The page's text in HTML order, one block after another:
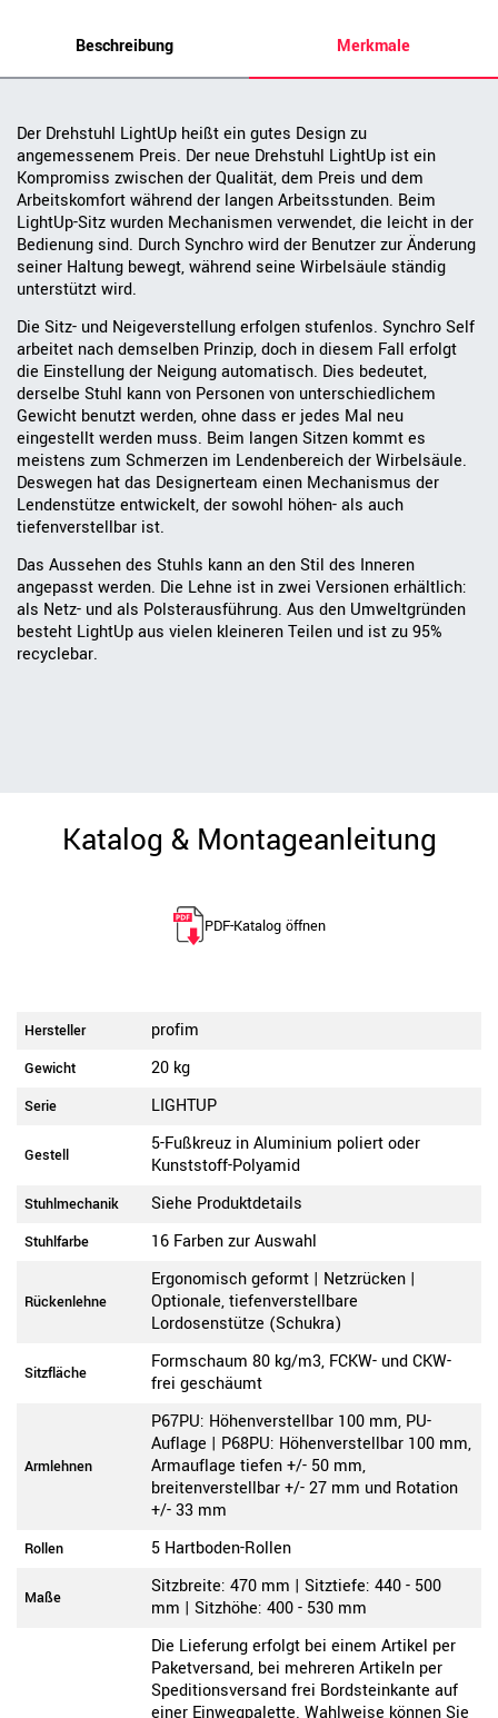
Beschreibung Merkmale
Der Drehstuhl LightUp heißt ein gutes Design zu
angemessenem Preis. Der neue Drehstuhl LightUp ist ein
Kompromiss zwischen der Qualität, dem Preis und dem
Arbeitskomfort während der langen Arbeitsstunden. Beim
LightUp-Sitz wurden Mechanismen verwendet, die leicht in der
Bedienung sind. Durch Synchro wird der Benutzer zur Änderung
seiner Haltung bewegt, während seine Wirbelsäule ständig
unterstützt wird.
Die Sitz- und Neigeverstellung erfolgen stufenlos. Synchro Self
arbeitet nach demselben Prinzip, doch in diesem Fall erfolgt
die Einstellung der Neigung automatisch. Dies bedeutet,
derselbe Stuhl kann von Personen von unterschiedlichem
Gewicht benutzt werden, ohne dass er jedes Mal neu
eingestellt werden muss. Beim langen Sitzen kommt es
meistens zum Schmerzen im Lendenbereich der Wirbelsäule.
Deswegen hat das Designerteam einen Mechanismus der
Lendenstütze entwickelt, der sowohl höhen- als auch
tiefenverstellbar ist.
Das Aussehen des Stuhls kann an den Stil des Inneren
angepasst werden. Die Lehne ist in zwei Versionen erhältlich:
als Netz- und als Polsterausführung. Aus den Umweltgründen
besteht LightUp aus vielen kleineren Teilen und ist zu 95%
recyclebar.
Katalog & Montageanleitung
PDF-Katalog öffnen
Hersteller profim
Gewicht 20 kg
Serie LIGHTUP
Gestell
5-Fußkreuz in Aluminium poliert oder
Kunststoff-Polyamid
Stuhlmechanik Siehe Produktdetails
Stuhlfarbe 16 Farben zur Auswahl
Rückenlehne
Ergonomisch geformt | Netzrücken |
Optionale, tiefenverstellbare
Lordosenstütze (Schukra)
Sitzfläche
Formschaum 80 kg/m3, FCKW- und CKW-
frei geschäumt
Armlehnen
P67PU: Höhenverstellbar 100 mm, PU-
Auflage | P68PU: Höhenverstellbar 100 mm,
Armauflage tiefen +/- 50 mm,
breitenverstellbar +/- 27 mm und Rotation
+/- 33 mm
Rollen 5 Hartboden-Rollen
Maße
Sitzbreite: 470 mm | Sitztiefe: 440 - 500
mm | Sitzhöhe: 400 - 530 mm
Die Lieferung erfolgt bei einem Artikel per
Paketversand, bei mehreren Artikeln per
Speditionsversand frei Bordsteinkante auf
einer Einwegpalette. Wahlweise können Sie